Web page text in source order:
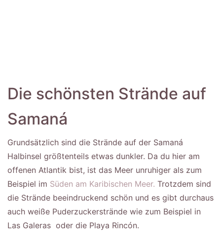
Die schönsten Strände auf
Samaná
Grundsätzlich sind die Strände auf der Samaná
Halbinsel größtenteils etwas dunkler. Da du hier am
offenen Atlantik bist, ist das Meer unruhiger als zum
Beispiel im Süden am Karibischen Meer. Trotzdem sind
die Strände beeindruckend schön und es gibt durchaus
auch weiße Puderzuckerstrände wie zum Beispiel in
Las Galeras oder die Playa Rincón.